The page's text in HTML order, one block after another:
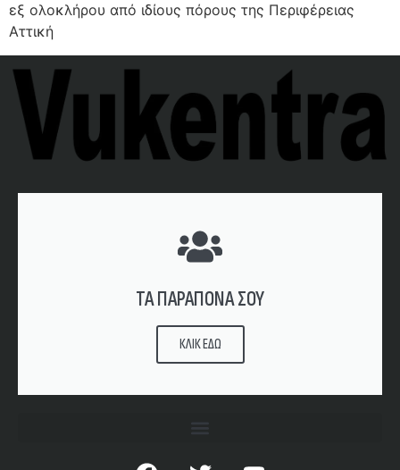
εξ ολοκλήρου από ιδίους πόρους της Περιφέρειας
Αττική
ΤΑ ΠΑΡΑΠΟΝΑ ΣΟΥ
ΚΛΙΚ ΕΔΩ